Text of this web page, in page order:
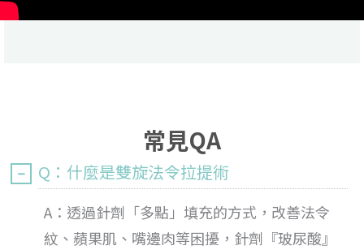
常見QA
Q：什麼是雙旋法令拉提術
A：透過針劑「多點」填充的方式，改善法令
紋、蘋果肌、嘴邊肉等困擾，針劑『玻尿酸』